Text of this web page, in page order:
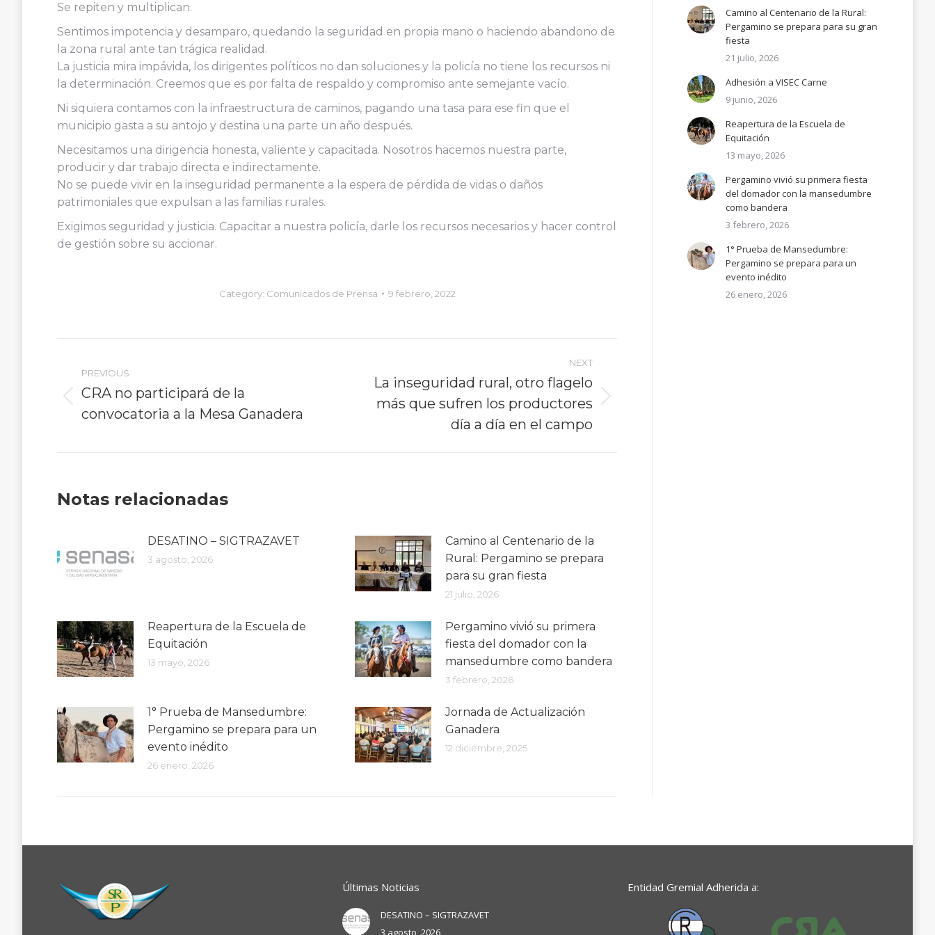
Se repiten y multiplican.
Sentimos impotencia y desamparo, quedando la seguridad en propia mano o haciendo abandono de
la zona rural ante tan trágica realidad.
La justicia mira impávida, los dirigentes políticos no dan soluciones y la policía no tiene los recursos ni
la determinación. Creemos que es por falta de respaldo y compromiso ante semejante vacío.
Ni siquiera contamos con la infraestructura de caminos, pagando una tasa para ese fin que el
municipio gasta a su antojo y destina una parte un año después.
Necesitamos una dirigencia honesta, valiente y capacitada. Nosotros hacemos nuestra parte,
producir y dar trabajo directa e indirectamente.
No se puede vivir en la inseguridad permanente a la espera de pérdida de vidas o daños
patrimoniales que expulsan a las familias rurales.
Exigimos seguridad y justicia. Capacitar a nuestra policía, darle los recursos necesarios y hacer control
de gestión sobre su accionar.
Category: Comunicados de Prensa 9 febrero, 2022
navigation
PREVIOUS
post:
CRA no participará de la
convocatoria a la Mesa Ganadera
NEXT
Next
La inseguridad rural, otro flagelo
más que sufren los productores
día a día en el campo
Notas relacionadas
DESATINO – SIGTRAZAVET
3 agosto, 2026
Camino al Centenario de la
Rural: Pergamino se prepara
para su gran fiesta
21 julio, 2026
Reapertura de la Escuela de
Equitación
13 mayo, 2026
Pergamino vivió su primera
fiesta del domador con la
mansedumbre como bandera
3 febrero, 2026
1° Prueba de Mansedumbre:
Pergamino se prepara para un
evento inédito
26 enero, 2026
Jornada de Actualización
Ganadera
12 diciembre, 2025
Camino al Centenario de la Rural:
Pergamino se prepara para su gran
fiesta
21 julio, 2026
Adhesión a VISEC Carne
9 junio, 2026
Reapertura de la Escuela de
Equitación
13 mayo, 2026
Pergamino vivió su primera fiesta
del domador con la mansedumbre
como bandera
3 febrero, 2026
1° Prueba de Mansedumbre:
Pergamino se prepara para un
evento inédito
26 enero, 2026
Últimas Noticias
DESATINO – SIGTRAZAVET
3 agosto, 2026
Entidad Gremial Adherida a: